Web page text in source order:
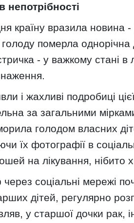
непотрібності
країну вразила новина
голоду померла однорічна
- у важкому стані в
і жахливі подробиці
за загальними
голодом власних
їх фотографії в
на лікування, нібито
через соціальні мережі
дітей, регулярно
у старшої дочки рак,